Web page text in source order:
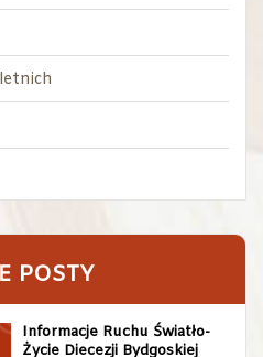
POSTY
Informacje Ruchu Światło-
Życie Diecezji Bydgoskiej